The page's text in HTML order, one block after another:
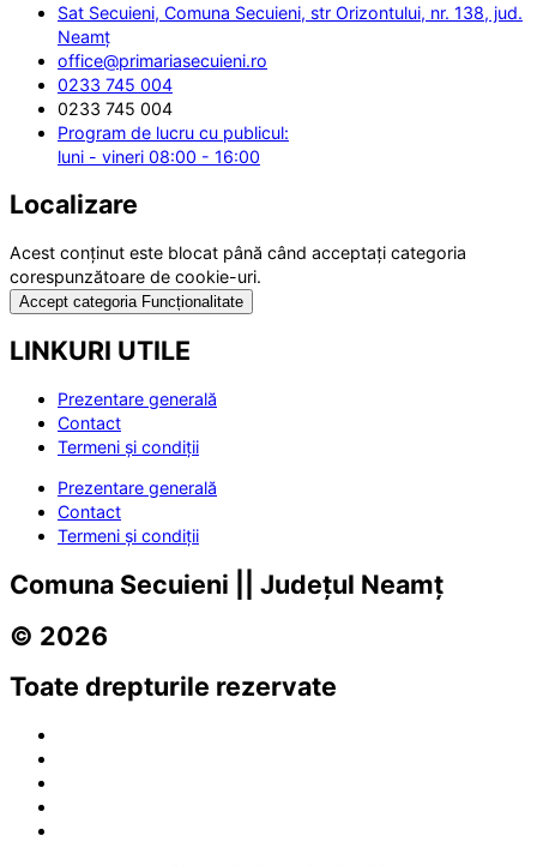
Sat Secuieni, Comuna Secuieni, str Orizontului, nr. 138, jud.
Neamț
office@primariasecuieni.ro
0233 745 004
0233 745 004
Program de lucru cu publicul:
luni - vineri 08:00 - 16:00
Localizare
Acest conținut este blocat până când acceptați categoria
corespunzătoare de cookie-uri.
Accept categoria Funcționalitate
LINKURI UTILE
Prezentare generală
Contact
Termeni și condiții
Prezentare generală
Contact
Termeni și condiții
Comuna Secuieni || Județul Neamț
© 2026
Toate drepturile rezervate